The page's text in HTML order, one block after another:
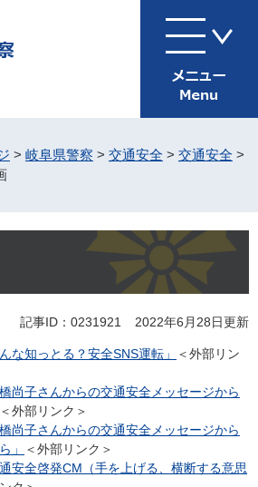
> 岐阜県警察 > 交通安全 > 交通安全 >
記事ID：0231921 2022年6月28日更新
な知っとる？安全SNS運転」
＜外部リン
尚子さんからの交通安全メッセージから
＜外部リンク＞
尚子さんからの交通安全メッセージから
」
＜外部リンク＞
安全啓発CM（手を上げる、横断する意思